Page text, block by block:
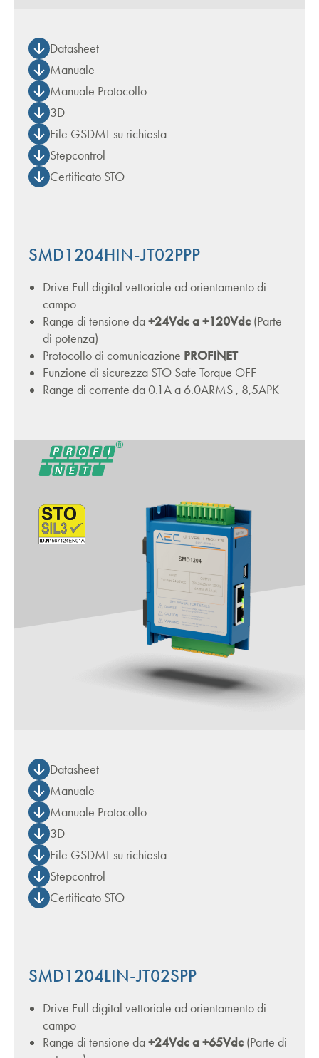
Datasheet
Manuale
Manuale Protocollo
3D
File GSDML su richiesta
Stepcontrol
Certificato STO
SMD1204HIN-JT02PPP
Drive Full digital vettoriale ad orientamento di
campo
Range di tensione da+24Vdc a +120Vdc (Parte
di potenza)
Protocollo di comunicazione PROFINET
Funzione di sicurezza STO Safe Torque OFF
Range di corrente da 0.1A a 6.0ARMS , 8,5APK
Datasheet
Manuale
Manuale Protocollo
3D
File GSDML su richiesta
Stepcontrol
Certificato STO
SMD1204LIN-JT02SPP
Drive Full digital vettoriale ad orientamento di
campo
Range di tensione da+24Vdc a +65Vdc (Parte di